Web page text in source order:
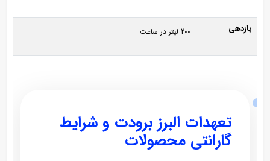
بازدهی 200 لیتر در ساعت
تعهدات البرز برودت و شرایط
گارانتی محصولات